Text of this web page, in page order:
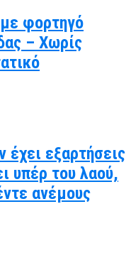
φορτηγό
– Χωρίς
εξαρτήσεις
υπέρ του λαού,
ανέμους